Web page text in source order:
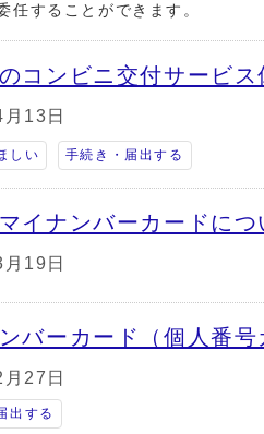
任することができます。
コンビニ交付サービ
13日
しい 手続き・届出する
イナンバーカードにつ
19日
バーカード（個人番
27日
出する